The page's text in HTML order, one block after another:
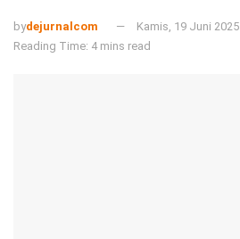
bydejurnalcom
Kamis, 19 Juni 2025
Reading Time: 4 mins read